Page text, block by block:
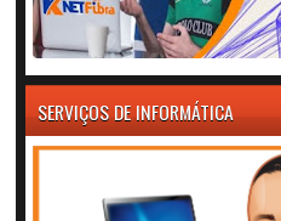
SERVIÇOS DE INFORMÁTICA